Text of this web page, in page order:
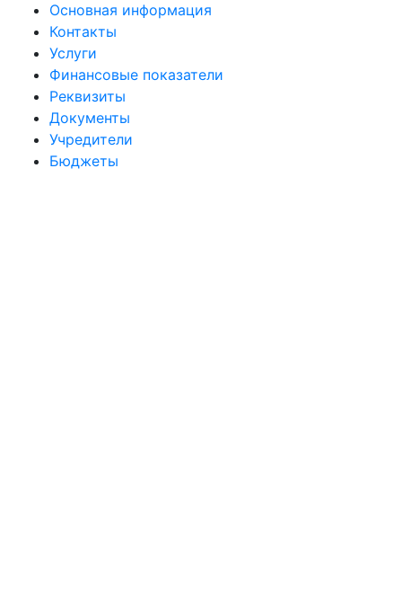
Основная информация
Контакты
Услуги
Финансовые показатели
Реквизиты
Документы
Учредители
Бюджеты